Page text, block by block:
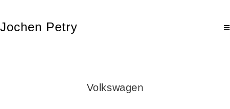
Jochen Petry
Volkswagen